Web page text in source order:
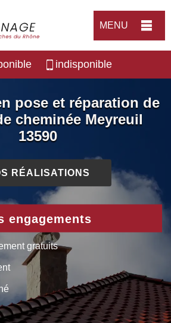
MENU
indisponible
pose et réparation de
cheminée Meyreuil
13590
RÉALISATIONS
engagements
gratuits